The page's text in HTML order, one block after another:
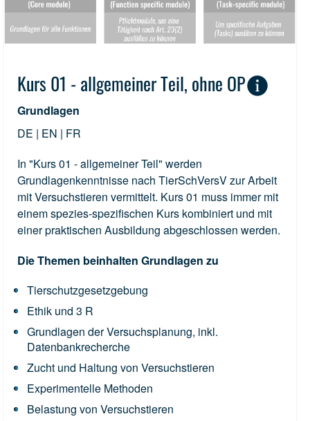
Kurs 01 - allgemeiner Teil, ohne OP
Grundlagen
DE | EN | FR
In "Kurs 01 - allgemeiner Teil" werden
Grundlagenkenntnisse nach TierSchVersV zur Arbeit
mit Versuchstieren vermittelt. Kurs 01 muss immer mit
einem spezies-spezifischen Kurs kombiniert und mit
einer praktischen Ausbildung abgeschlossen werden.
Die Themen beinhalten Grundlagen zu
Tierschutzgesetzgebung
Ethik und 3 R
Grundlagen der Versuchsplanung, inkl.
Datenbankrecherche
Zucht und Haltung von Versuchstieren
Experimentelle Methoden
Belastung von Versuchstieren